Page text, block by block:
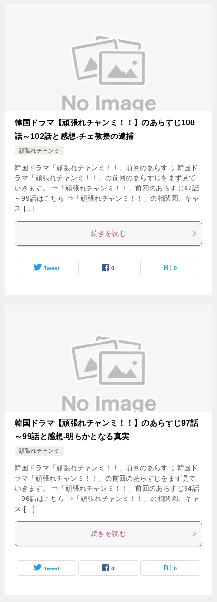
韓国ドラマ【頑張れチャンミ！！】のあらすじ100
話～102話と感想-チェ教授の逮捕
頑張れチャンミ
韓国ドラマ「頑張れチャンミ！！」前回のあらすじ 韓国ド
ラマ「頑張れチャンミ！！」の前回のあらすじをまず見て
いきます。 ⇒「頑張れチャンミ！！」前回のあらすじ97話
～99話はこちら ⇒「頑張れチャンミ！！」の相関図、キャ
ス […]
続きを読む
Tweet 0 0
韓国ドラマ【頑張れチャンミ！！】のあらすじ97話
～99話と感想-明らかとなる真実
頑張れチャンミ
韓国ドラマ「頑張れチャンミ！！」前回のあらすじ 韓国ド
ラマ「頑張れチャンミ！！」の前回のあらすじをまず見て
いきます。 ⇒「頑張れチャンミ！！」前回のあらすじ94話
～96話はこちら ⇒「頑張れチャンミ！！」の相関図、キャ
ス […]
続きを読む
Tweet 0 0